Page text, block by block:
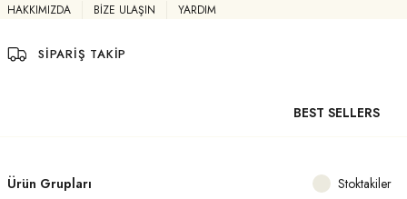
HAKKIMIZDA BİZE ULAŞIN YARDIM
SİPARİŞ TAKİP
BEST SELLERS
Ürün Grupları Stoktakiler